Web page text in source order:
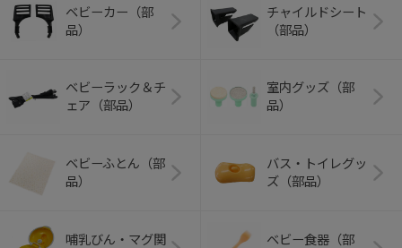
ベビーカー（部
品）
チャイルドシート
（部品）
ベビーラック＆チ
ェア（部品）
室内グッズ（部
品）
ベビーふとん（部
品）
バス・トイレグッ
ズ（部品）
哺乳びん・マグ関
ベビー食器（部